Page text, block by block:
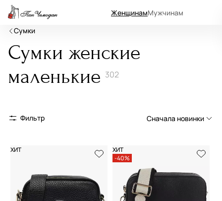
ЖенщинамМужчинам
Сумки
Сумки женские
маленькие 302
Фильтр Сначала новинки
Сначала популярные
По возрастанию цены
По убыванию цены
ХИТ
ХИТ
-40%